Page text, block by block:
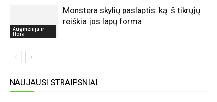
Augmenija ir
Flora
Monstera skylių paslaptis: ką iš tikrųjų
reiškia jos lapų forma
NAUJAUSI STRAIPSNIAI